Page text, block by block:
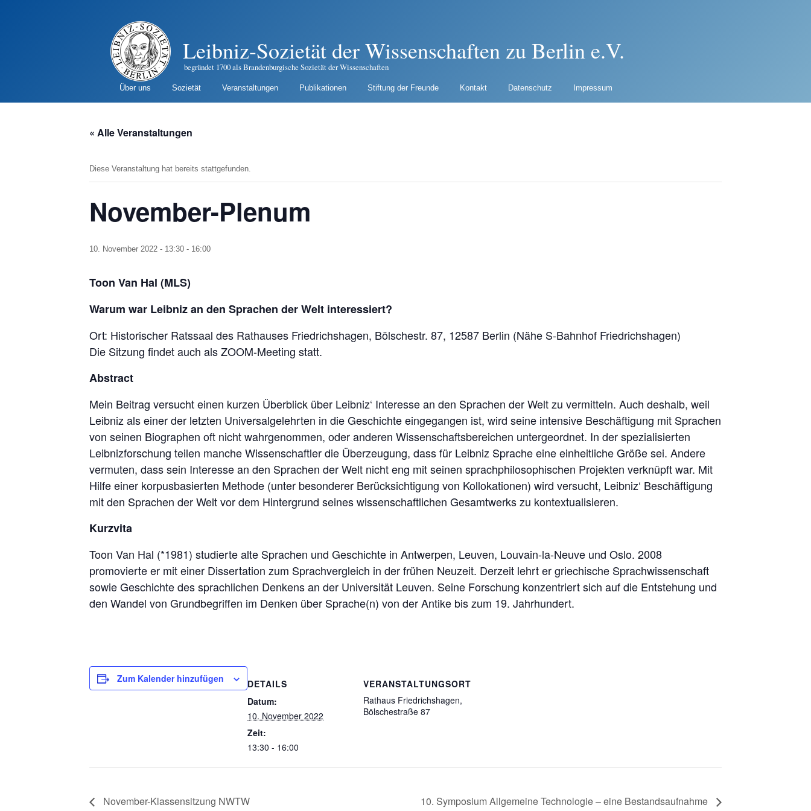
Leibniz-Sozietät der Wissenschaften zu Berlin e.V.
begründet 1700 als Brandenburgische Sozietät der Wissenschaften
Über uns Sozietät Veranstaltungen Publikationen Stiftung der Freunde Kontakt Datenschutz Impressum
« Alle Veranstaltungen
Diese Veranstaltung hat bereits stattgefunden.
November-Plenum
10. November 2022 - 13:30 - 16:00
Toon Van Hal (MLS)
Warum war Leibniz an den Sprachen der Welt interessiert?
Ort: Historischer Ratssaal des Rathauses Friedrichshagen, Bölschestr. 87, 12587 Berlin (Nähe S-Bahnhof Friedrichshagen)
Die Sitzung findet auch als ZOOM-Meeting statt.
Abstract
Mein Beitrag versucht einen kurzen Überblick über Leibniz‘ Interesse an den Sprachen der Welt zu vermitteln. Auch deshalb, weil
Leibniz als einer der letzten Universalgelehrten in die Geschichte eingegangen ist, wird seine intensive Beschäftigung mit Sprachen
von seinen Biographen oft nicht wahrgenommen, oder anderen Wissenschaftsbereichen untergeordnet. In der spezialisierten
Leibnizforschung teilen manche Wissenschaftler die Überzeugung, dass für Leibniz Sprache eine einheitliche Größe sei. Andere
vermuten, dass sein Interesse an den Sprachen der Welt nicht eng mit seinen sprachphilosophischen Projekten verknüpft war. Mit
Hilfe einer korpusbasierten Methode (unter besonderer Berücksichtigung von Kollokationen) wird versucht, Leibniz‘ Beschäftigung
mit den Sprachen der Welt vor dem Hintergrund seines wissenschaftlichen Gesamtwerks zu kontextualisieren.
Kurzvita
Toon Van Hal (*1981) studierte alte Sprachen und Geschichte in Antwerpen, Leuven, Louvain-la-Neuve und Oslo. 2008
promovierte er mit einer Dissertation zum Sprachvergleich in der frühen Neuzeit. Derzeit lehrt er griechische Sprachwissenschaft
sowie Geschichte des sprachlichen Denkens an der Universität Leuven. Seine Forschung konzentriert sich auf die Entstehung und
den Wandel von Grundbegriffen im Denken über Sprache(n) von der Antike bis zum 19. Jahrhundert.
Zum Kalender hinzufügen
DETAILS
Datum:
10. November 2022
Zeit:
13:30 - 16:00
VERANSTALTUNGSORT
Rathaus Friedrichshagen,
Bölschestraße 87
November-Klassensitzung NWTW 10. Symposium Allgemeine Technologie – eine Bestandsaufnahme